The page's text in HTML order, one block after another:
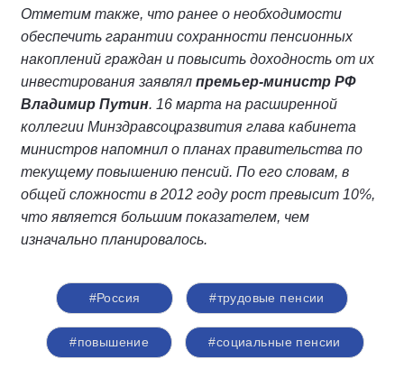
Отметим также, что ранее о необходимости
обеспечить гарантии сохранности пенсионных
накоплений граждан и повысить доходность от их
инвестирования заявлял премьер-министр РФ
Владимир Путин. 16 марта на расширенной
коллегии Минздравсоцразвития глава кабинета
министров напомнил о планах правительства по
текущему повышению пенсий. По его словам, в
общей сложности в 2012 году рост превысит 10%,
что является большим показателем, чем
изначально планировалось.
#Россия #трудовые пенсии
#повышение #социальные пенсии